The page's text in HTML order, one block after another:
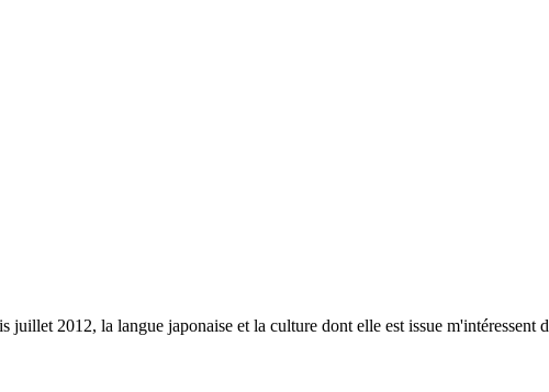
2012, la langue japonaise et la culture dont elle est issue m'intéressent